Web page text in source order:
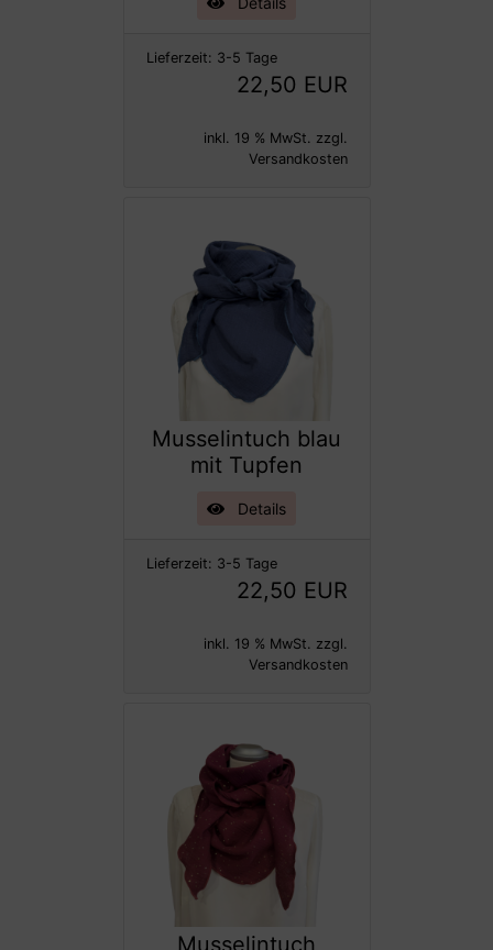
Lieferzeit: 3-5 Tage
22,50 EUR
inkl. 19 % MwSt. zzgl.
Versandkosten
Musselintuch blau
mit Tupfen
Details
Lieferzeit: 3-5 Tage
22,50 EUR
inkl. 19 % MwSt. zzgl.
Versandkosten
Musselintuch